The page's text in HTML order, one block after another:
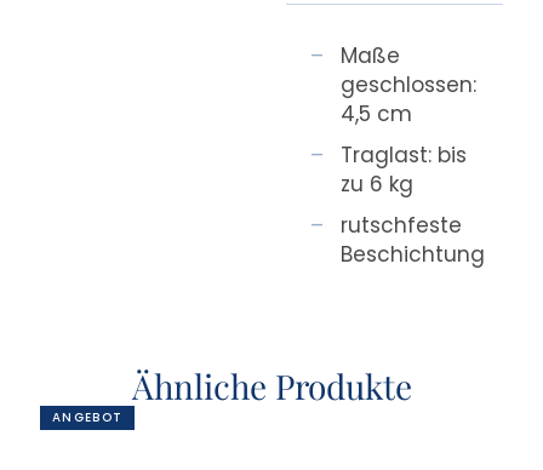
Maße
geschlossen:
4,5 cm
Traglast: bis
zu 6 kg
rutschfeste
Beschichtung
Ähnliche Produkte
ANGEBOT